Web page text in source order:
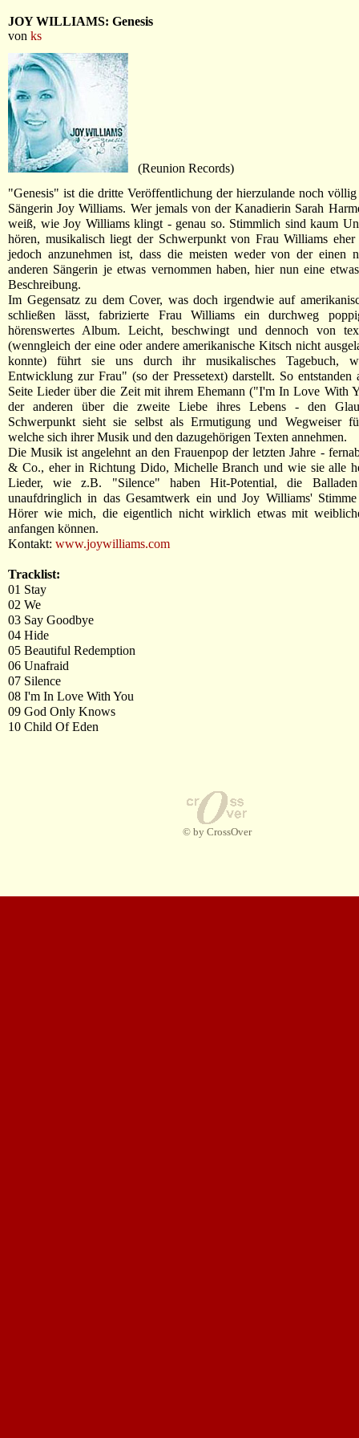
JOY WILLIAMS: Genesis
von ks
(Reunion Records)
"Genesis" ist die dritte Veröffentlichung der hierzulande noch völlig
Sängerin Joy Williams. Wer jemals von der Kanadierin Sarah
weiß, wie Joy Williams klingt - genau so. Stimmlich sind kaum
hören, musikalisch liegt der Schwerpunkt von Frau Williams
jedoch anzunehmen ist, dass die meisten weder von der einen
anderen Sängerin je etwas vernommen haben, hier nun eine
Beschreibung.
Im Gegensatz zu dem Cover, was doch irgendwie auf
schließen lässt, fabrizierte Frau Williams ein durchweg
hörenswertes Album. Leicht, beschwingt und dennoch von
(wenngleich der eine oder andere amerikanische Kitsch nicht
konnte) führt sie uns durch ihr musikalisches Tagebuch,
Entwicklung zur Frau" (so der Pressetext) darstellt. So entstanden
Seite Lieder über die Zeit mit ihrem Ehemann ("I'm In Love With
der anderen über die zweite Liebe ihres Lebens - den
Schwerpunkt sieht sie selbst als Ermutigung und Wegweiser
welche sich ihrer Musik und den dazugehörigen Texten annehmen.
Die Musik ist angelehnt an den Frauenpop der letzten Jahre -
& Co., eher in Richtung Dido, Michelle Branch und wie sie alle
Lieder, wie z.B. "Silence" haben Hit-Potential, die
unaufdringlich in das Gesamtwerk ein und Joy Williams'
Hörer wie mich, die eigentlich nicht wirklich etwas mit
anfangen können.
Kontakt: www.joywilliams.com
Tracklist:
01 Stay
02 We
03 Say Goodbye
04 Hide
05 Beautiful Redemption
06 Unafraid
07 Silence
08 I'm In Love With You
09 God Only Knows
10 Child Of Eden
© by CrossOver